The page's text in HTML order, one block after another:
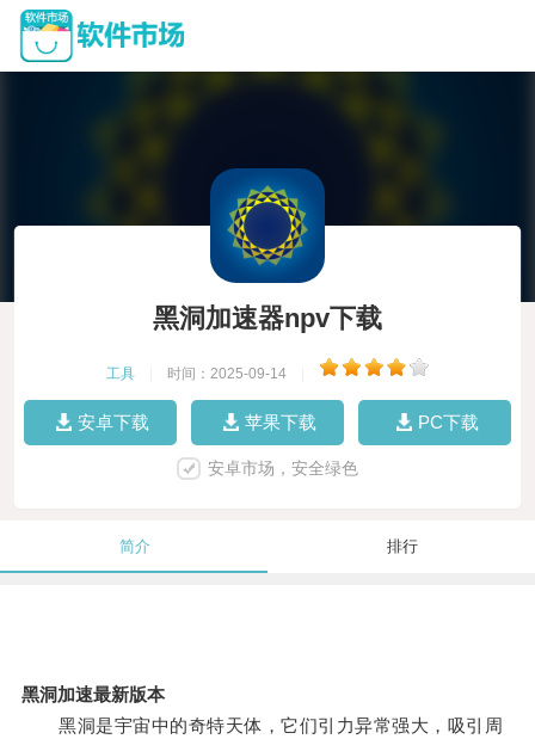
黑洞加速器npv下载
工具 时间：2025-09-14
安卓下载 苹果下载 PC下载
安卓市场，安全绿色
简介 排行
黑洞加速最新版本
黑洞是宇宙中的奇特天体，它们引力异常强大，吸引周